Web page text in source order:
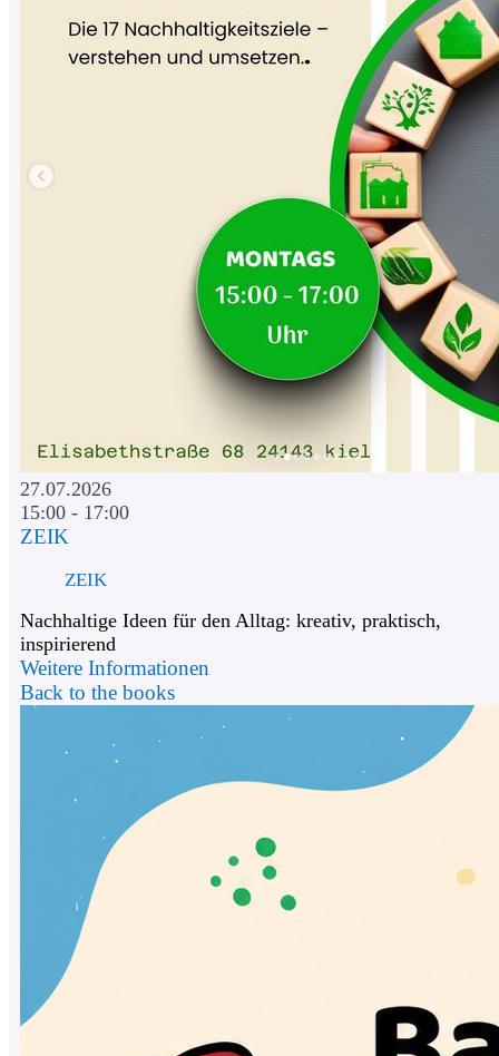
27.07.2026
15:00 - 17:00
ZEIK
ZEIK
Nachhaltige Ideen für den Alltag: kreativ, praktisch,
inspirierend
Weitere Informationen
Back to the books